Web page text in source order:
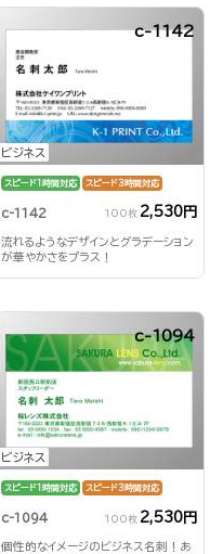
ビジネス
c-1142
スピード1時間対応 スピード3時間対応
c-1142 100枚 2,530円
流れるようなデザインとグラデーション
が華やかさをプラス！
ビジネス
c-1094
スピード1時間対応 スピード3時間対応
c-1094 100枚 2,530円
個性的なイメージのビジネス名刺！あ